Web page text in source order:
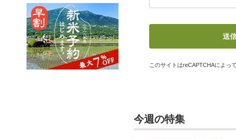
このサイトはreCAPTCHAによっ
今週の特集